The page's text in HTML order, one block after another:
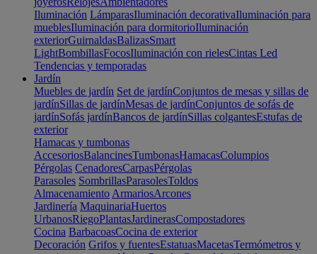
Iluminación LámparasIluminación decorativaIluminación para
mueblesIluminación para dormitorioIluminación
exteriorGuirnaldasBalizasSmart
LightBombillasFocosIluminación con rielesCintas Led
Tendencias y temporadas
Jardín
Muebles de jardín Set de jardínConjuntos de mesas y sillas de
jardínSillas de jardínMesas de jardínConjuntos de sofás de
jardínSofás jardínBancos de jardínSillas colgantesEstufas de
exterior
Hamacas y tumbonas
AccesoriosBalancinesTumbonasHamacasColumpios
Pérgolas CenadoresCarpasPérgolas
Parasoles SombrillasParasolesToldos
Almacenamiento ArmariosArcones
Jardinería MaquinariaHuertos
UrbanosRiegoPlantasJardinerasCompostadores
Cocina BarbacoasCocina de exterior
Decoración Grifos y fuentesEstatuasMacetasTermómetros y